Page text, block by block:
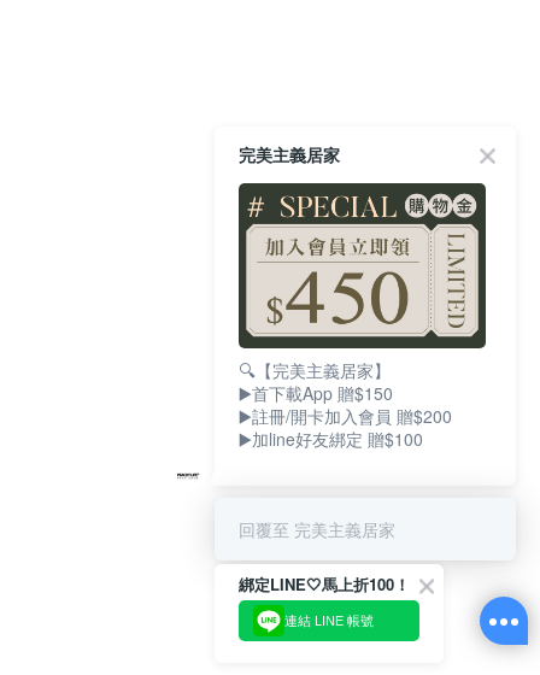
完美主義居家
🔍【完美主義居家】
▶️首下載App 贈$150
▶️註冊/開卡加入會員 贈$200
▶️加line好友綁定 贈$100
回覆至 完美主義居家
綁定LINE🤍馬上折100！
連結 LINE 帳號